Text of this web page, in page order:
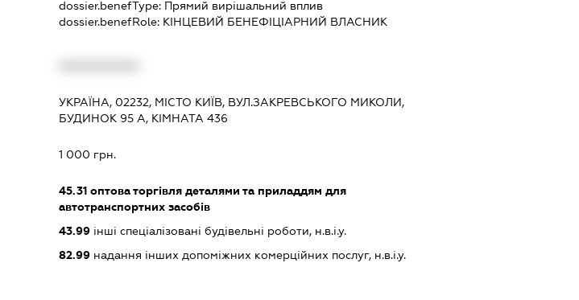
dossier.benefType: Прямий вирішальний вплив
dossier.benefRole: КІНЦЕВИЙ БЕНЕФІЦІАРНИЙ ВЛАСНИК
УКРАЇНА, 02232, МІСТО КИЇВ, ВУЛ.ЗАКРЕВСЬКОГО МИКОЛИ,
БУДИНОК 95 А, КІМНАТА 436
1 000 грн.
45.31оптова торгівля деталями та приладдям для
автотранспортних засобів
43.99інші спеціалізовані будівельні роботи, н.в.і.у.
82.99надання інших допоміжних комерційних послуг, н.в.і.у.